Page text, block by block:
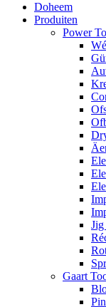
Doheem
Produiten
Power
Gaart